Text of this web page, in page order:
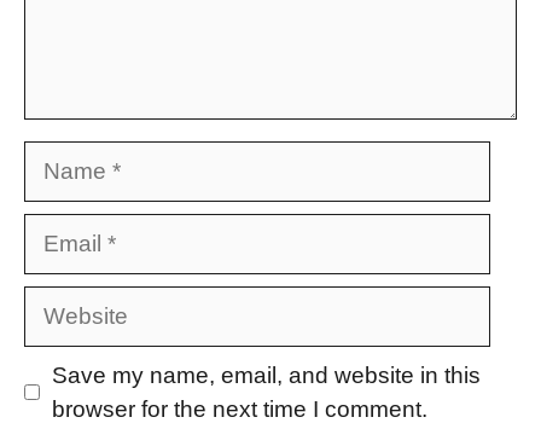
Website
Save my name, email, and website in this
browser for the next time I comment.